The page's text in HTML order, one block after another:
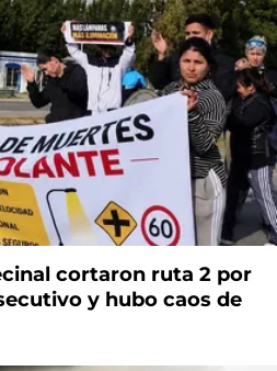
cortaron ruta 2 por
y hubo caos de